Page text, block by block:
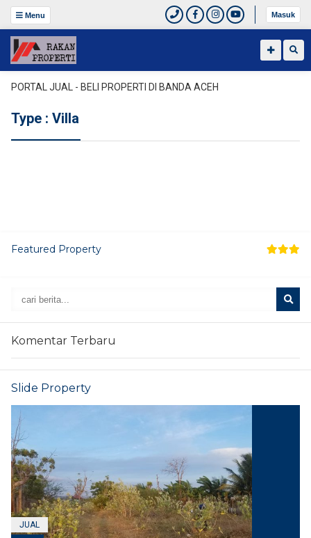
Menu Masuk
PORTAL JUAL - BELI PROPERTI DI BANDA ACEH
Type : Villa
Featured Property
Komentar Terbaru
Slide Property
JUAL